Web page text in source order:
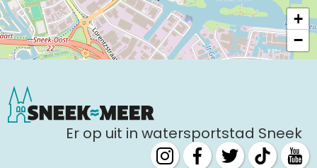
Uitgaan in Sneek
Overnachten in Sneek
Citygame Escapegame Sneek
De leukste routes
Interactieve plattegrond van Sneek
Winkelen in Sneek
+
−
Er op uit in watersportstad Sneek